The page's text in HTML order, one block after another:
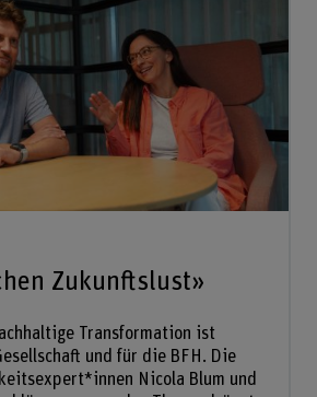
Zukunftslust»
Transformation ist
und für die BFH. Die
Nicola Blum und